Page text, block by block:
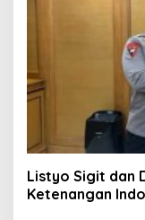
Listyo Sigit dan
Ketenangan